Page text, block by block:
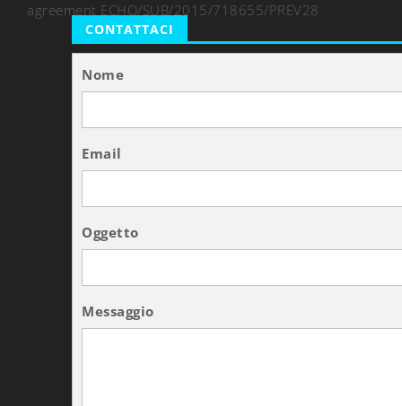
agreement ECHO/SUB/2015/718655/PREV28
CONTATTACI
Nome
Email
Oggetto
Messaggio